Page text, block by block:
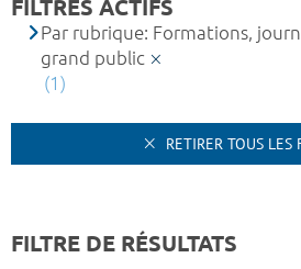
FILTRES ACTIFS
Par rubrique: Formations,
grand public
(1)
RETIRER TOUS LES
FILTRE DE RÉSULTATS